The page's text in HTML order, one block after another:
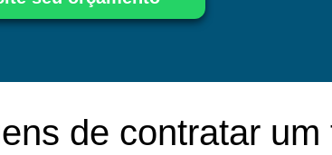
de contratar um